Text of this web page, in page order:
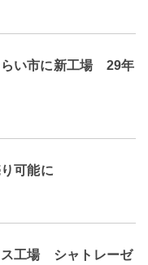
らい市に新工場 29年
可能に
ス工場 シャトレーゼ